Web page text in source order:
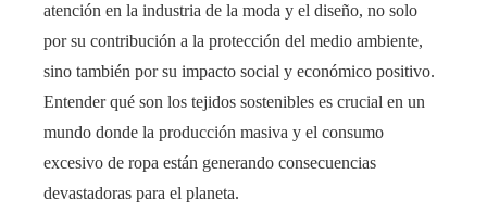
atención en la industria de la moda y el diseño, no solo
por su contribución a la protección del medio ambiente,
sino también por su impacto social y económico positivo.
Entender qué son los tejidos sostenibles es crucial en un
mundo donde la producción masiva y el consumo
excesivo de ropa están generando consecuencias
devastadoras para el planeta.